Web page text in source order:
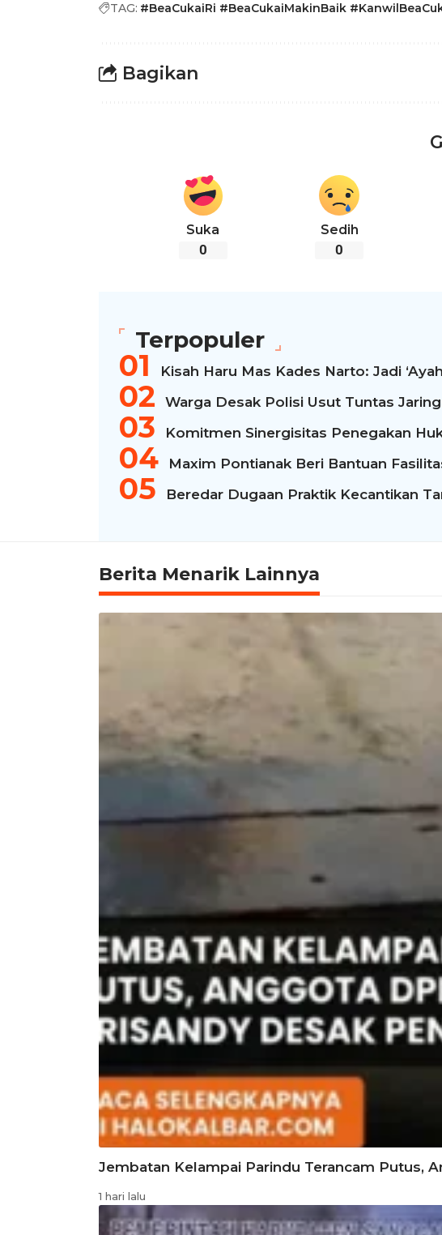
TAG: #BeaCukaiRi #BeaCukaiMakinBaik
Bagikan
Suka
0
Sedih
0
Terpopuler
Kisah Haru Mas Kades Narto: Jadi
Warga Desak Polisi Usut Tuntas
Komitmen Sinergisitas Penegakan
Maxim Pontianak Beri Bantuan
Beredar Dugaan Praktik Kecantikan
Berita Menarik Lainnya
Jembatan Kelampai Parindu Terancam Putus,
1 hari lalu